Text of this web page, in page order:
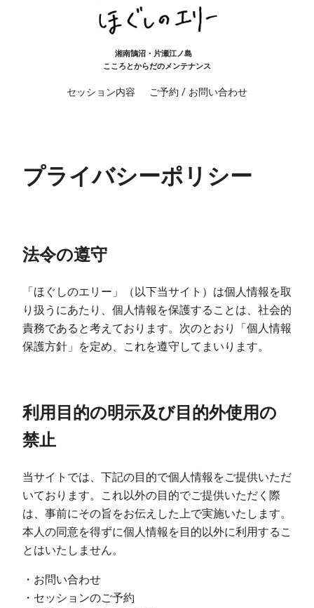
湘南鵠沼・片瀬江ノ島
こころとからだのメンテナンス
セッション内容 ご予約 / お問い合わせ
プライバシーポリシー
法令の遵守
「ほぐしのエリー」（以下当サイト）は個人情報を取
り扱うにあたり、個人情報を保護することは、社会的
責務であると考えております。次のとおり「個人情報
保護方針」を定め、これを遵守してまいります。
利用目的の明示及び目的外使用の
禁止
当サイトでは、下記の目的で個人情報をご提供いただ
いております。これ以外の目的でご提供いただく際
は、事前にその旨をお伝えした上で実施いたします。
本人の同意を得ずに個人情報を目的以外に利用するこ
とはいたしません。
・お問い合わせ
・セッションのご予約